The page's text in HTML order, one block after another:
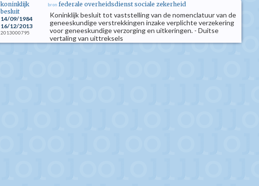
koninklijk
besluit
14/09/1984
16/12/2013
2013000795
bron federale overheidsdienst sociale zekerheid
Koninklijk besluit tot vaststelling van de nomenclatuur van de
geneeskundige verstrekkingen inzake verplichte verzekering
voor geneeskundige verzorging en uitkeringen. - Duitse
vertaling van uittreksels